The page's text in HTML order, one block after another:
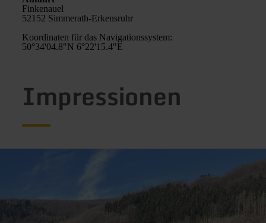
Finkenauel
52152 Simmerath-Erkensruhr
Koordinaten für das Navigationssystem:
50°34'04.8"N 6°22'15.4"E
Impressionen